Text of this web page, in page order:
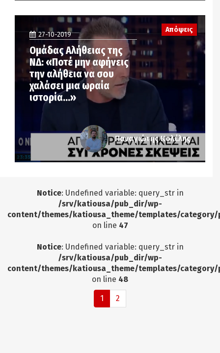
27-10-2019
Ομάδας Αλήθειας της
ΝΔ: «Ποτέ μην αφήνεις
την αλήθεια να σου
χαλάσει μια ωραία
ιστορία…»
Απόψεις
Παναγιώτης Κολέλης
Notice: Undefined variable: query_str in
/srv/katiousa/pub_dir/wp-
content/themes/katiousa_theme/templates/
on line 47
Notice: Undefined variable: query_str in
/srv/katiousa/pub_dir/wp-
content/themes/katiousa_theme/templates/
on line 48
1 2